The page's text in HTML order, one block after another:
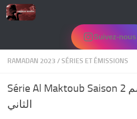
Skip to content
Suivez-nous
RAMADAN 2023 /SÉRIES ET ÉMISSIONS
Série Al Maktoub Saison 2 لمكتوب الموسم
الثاني